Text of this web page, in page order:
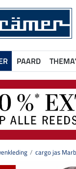
PAARD
cargo jas